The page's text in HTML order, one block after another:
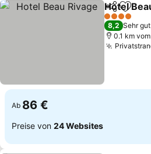
TeilenZu
Hotel
4 Sterne
8,2 Sehr gut
0.1 km
Ab 86 €
Preise von 24 Websites